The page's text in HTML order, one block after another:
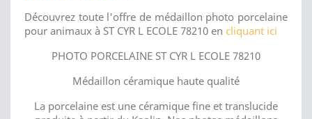
Découvrez toute l'offre de médaillon photo porcelaine
pour animaux à ST CYR L ECOLE 78210 en cliquant ici
PHOTO PORCELAINE ST CYR L ECOLE 78210
Médaillon céramique haute qualité
La porcelaine est une céramique fine et translucide